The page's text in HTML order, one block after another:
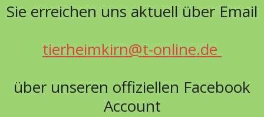
Sie erreichen uns aktuell über Email
tierheimkirn@t-online.de
über unseren offiziellen Facebook
Account